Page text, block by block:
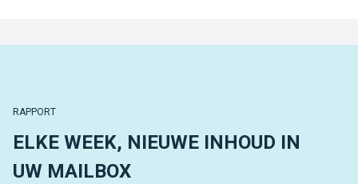
RAPPORT
ELKE WEEK, NIEUWE INHOUD IN
UW MAILBOX